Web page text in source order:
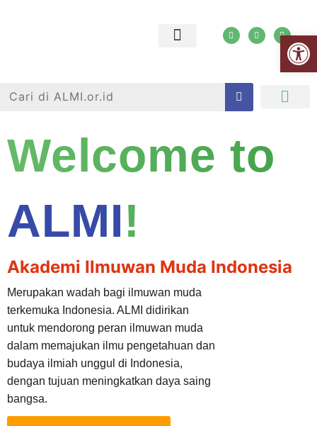
Welcome to
ALMI!
Akademi Ilmuwan Muda Indonesia
Merupakan wadah bagi ilmuwan muda
terkemuka Indonesia. ALMI didirikan
untuk mendorong peran ilmuwan muda
dalam memajukan ilmu pengetahuan dan
budaya ilmiah unggul di Indonesia,
dengan tujuan meningkatkan daya saing
bangsa.